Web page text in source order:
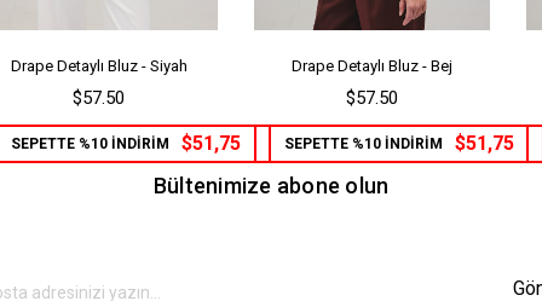
Drape Detaylı Bluz - Siyah
$57.50
SEPETTE %10 İNDİRİM $51,75
Drape Detaylı Bluz - Bej
$57.50
SEPETTE %10 İNDİRİM $51,75
Bültenimize abone olun